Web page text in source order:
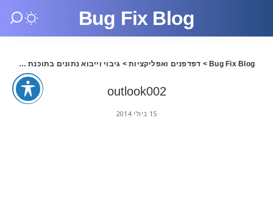
Bug Fix Blog
Bug Fix Blog
> דפדפנים ואפליקציות> גיבוי וייבוא נתונים בתוכנת Outlook
outlook002
15 ביולי 2014